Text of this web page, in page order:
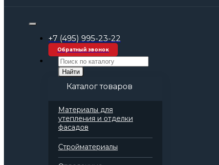
+7 (495) 995-23-22
Обратный звонок
Найти
Каталог товаров
Материалы для
утепления и отделки
фасадов
Стройматериалы
Комплексные решения и системы
ТН-ФУНДАМЕНТ Стандарт Экстра КМС